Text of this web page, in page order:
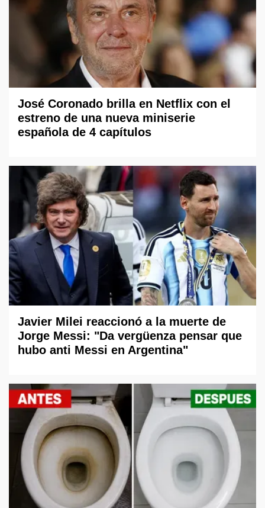
José Coronado brilla en Netflix con el
estreno de una nueva miniserie
española de 4 capítulos
Javier Milei reaccionó a la muerte de
Jorge Messi: "Da vergüenza pensar que
hubo anti Messi en Argentina"